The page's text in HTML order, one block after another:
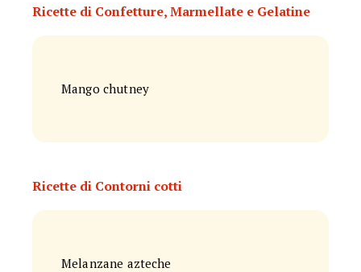
Ricette di Confetture, Marmellate e Gelatine
Mango chutney
Ricette di Contorni cotti
Melanzane azteche